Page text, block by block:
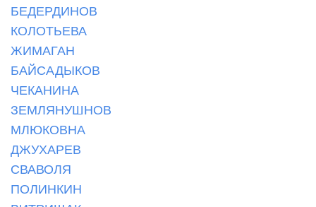
БЕДЕРДИНОВ
КОЛОТЬЕВА
ЖИМАГАН
БАЙСАДЫКОВ
ЧЕКАНИНА
ЗЕМЛЯНУШНОВ
МЛЮКОВНА
ДЖУХАРЕВ
СВАВОЛЯ
ПОЛИНКИН